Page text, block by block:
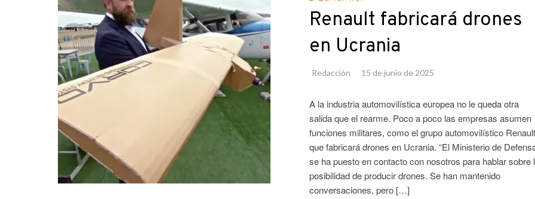
Renault fabricará drones
en Ucrania
Redacción 15 de junio de 2025
A la industria automovilística europea no le queda otra
salida que el rearme. Poco a poco las empresas asumen
funciones militares, como el grupo automovilístico
que fabricará drones en Ucrania. “El Ministerio de
se ha puesto en contacto con nosotros para hablar sobre
posibilidad de producir drones. Se han mantenido
conversaciones, pero […]